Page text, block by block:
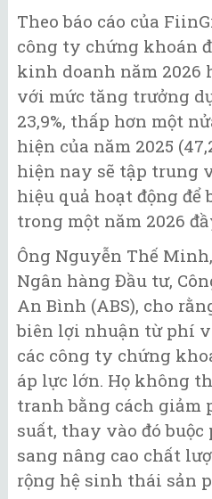
Theo báo cáo của
công ty chứng khoán
kinh doanh năm 2026
với mức tăng trưởng
23,9%, thấp hơn một
hiện của năm 2025
hiện nay sẽ tập trung
hiệu quả hoạt động để
trong một năm 2026
Ông Nguyễn Thế
Ngân hàng Đầu tư,
An Bình (ABS), cho
biên lợi nhuận từ phí
các công ty chứng
áp lực lớn. Họ không
tranh bằng cách giảm
suất, thay vào đó
sang nâng cao chất
rộng hệ sinh thái sản